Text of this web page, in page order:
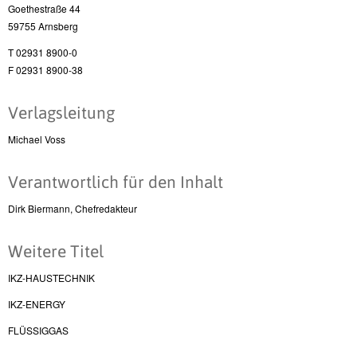
Goethestraße 44
59755 Arnsberg
T 02931 8900-0
F 02931 8900-38
Verlagsleitung
Michael Voss
Verantwortlich für den Inhalt
Dirk Biermann, Chefredakteur
Weitere Titel
IKZ-HAUSTECHNIK
IKZ-ENERGY
FLÜSSIGGAS